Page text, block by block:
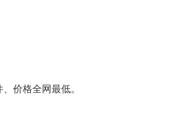
价格全网最低。